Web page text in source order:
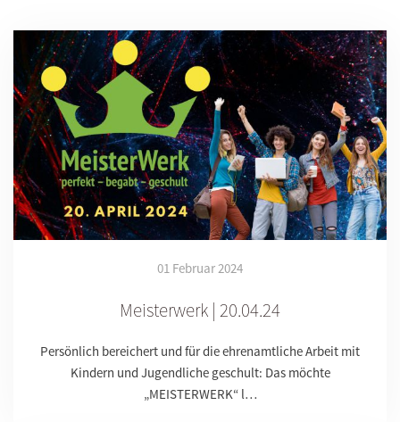
01 Februar 2024
Meisterwerk | 20.04.24
Persönlich bereichert und für die ehrenamtliche Arbeit mit
Kindern und Jugendliche geschult: Das möchte
„MEISTERWERK“ l…